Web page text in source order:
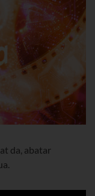
da, abatar